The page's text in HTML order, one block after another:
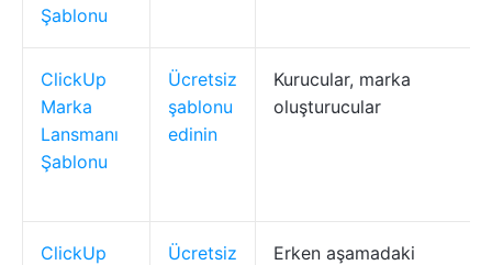
Şablonu
ClickUp
Marka
Lansmanı
Şablonu
Ücretsiz
şablonu
edinin
Kurucular, marka
oluşturucular
ClickUp
Ücretsiz
Erken aşamadaki